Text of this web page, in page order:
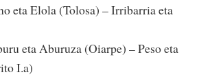
eta Elola (Tolosa) – Irribarria eta
eta Aburuza (Oiarpe) – Peso eta
I.a)